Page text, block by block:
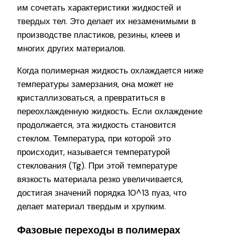
им сочетать характеристики жидкостей и
твердых тел. Это делает их незаменимыми в
производстве пластиков, резины, клеев и
многих других материалов.
Когда полимерная жидкость охлаждается ниже
температуры замерзания, она может не
кристаллизоваться, а превратиться в
переохлажденную жидкость. Если охлаждение
продолжается, эта жидкость становится
стеклом. Температура, при которой это
происходит, называется температурой
стеклования (Tg). При этой температуре
вязкость материала резко увеличивается,
достигая значений порядка 10^13 пуаз, что
делает материал твердым и хрупким.
Фазовые переходы в полимерах